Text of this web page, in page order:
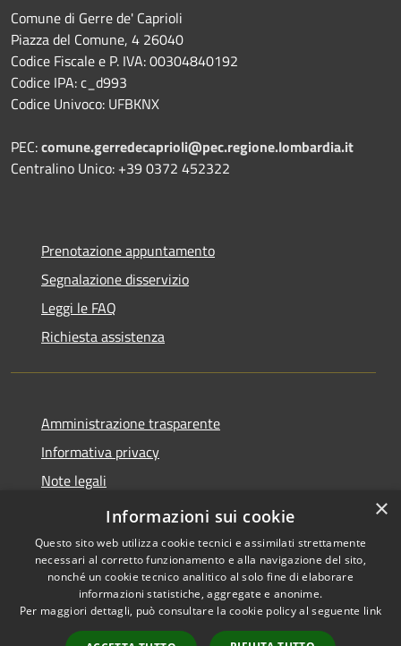
Comune di Gerre de' Caprioli
Piazza del Comune, 4 26040
Codice Fiscale e P. IVA: 00304840192
Codice IPA: c_d993
Codice Univoco: UFBKNX
PEC:comune.gerredecaprioli@pec.regione.lombardia.it
Centralino Unico: +39 0372 452322
Prenotazione appuntamento
Segnalazione disservizio
Leggi le FAQ
Richiesta assistenza
Amministrazione trasparente
Informativa privacy
Note legali
Dichiarazione di accessibilità
Accessibilità
Copyright © 2026 • Comune di
Gerre de' Caprioli • Powered by
×
Informazioni sui cookie
Questo sito web utilizza cookie tecnici e assimilati strettamente
necessari al corretto funzionamento e alla navigazione del sito,
nonché un cookie tecnico analitico al solo fine di elaborare
informazioni statistiche, aggregate e anonime.
Per maggiori dettagli, può consultare la cookie policy al seguente link